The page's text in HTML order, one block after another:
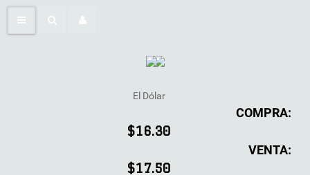
El Dólar
COMPRA:
$16.30
VENTA:
$17.50